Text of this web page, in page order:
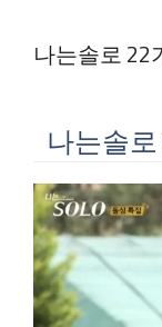
나는솔로 22
나는솔